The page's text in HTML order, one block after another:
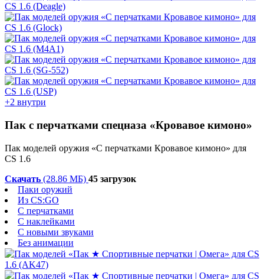
+2 внутри
Пак с перчатками спецназа «Кровавое кимоно»
Пак моделей оружия «С перчатками Кровавое кимоно» для
CS 1.6
Скачать (28.86 МБ) 45 загрузок
Паки оружий
Из CS:GO
С перчатками
С наклейками
С новыми звуками
Без анимации